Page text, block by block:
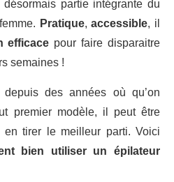
désormais partie intégrante du
Pratique,accessible, il
efficace pour faire disparaitre
semaines !
depuis des années où qu’on
premier modèle, il peut être
en tirer le meilleur parti. Voici
bien utiliser un épilateur